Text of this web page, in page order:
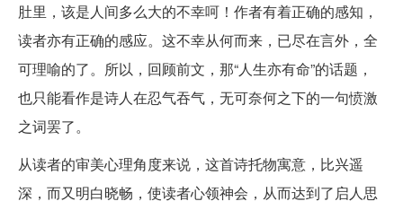
肚里，该是人间多么大的不幸呵！作者有着正确的感知，
读者亦有正确的感应。这不幸从何而来，已尽在言外，全
可理喻的了。所以，回顾前文，那“人生亦有命”的话题，
也只能看作是诗人在忍气吞气，无可奈何之下的一句愤激
之词罢了。
从读者的审美心理角度来说，这首诗托物寓意，比兴遥
深，而又明白晓畅，使读者心领神会，从而达到了启人思